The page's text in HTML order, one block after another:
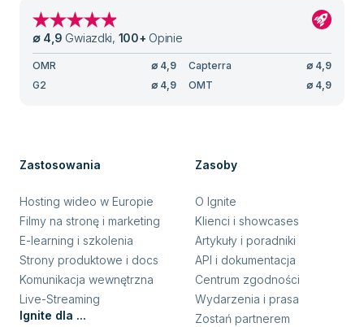
∅ 4,9 Gwiazdki, 100+ Opinie
OMR ∅ 4,9 Capterra ∅ 4,9
G2
∅ 4,9 OMT ∅ 4,9
Zastosowania
Hosting wideo w Europie
Filmy na stronę i marketing
E-learning i szkolenia
Strony produktowe i docs
Komunikacja wewnętrzna
Live-Streaming
Ignite dla ...
Zasoby
O Ignite
Klienci i showcases
Artykuły i poradniki
API i dokumentacja
Centrum zgodności
Wydarzenia i prasa
Zostań partnerem